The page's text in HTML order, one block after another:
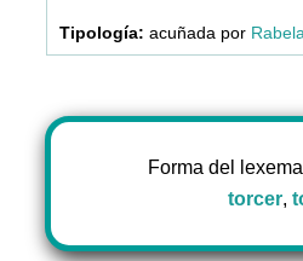
acuñada por
Forma del
torcer,